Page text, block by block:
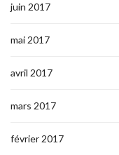
juin 2017
mai 2017
avril 2017
mars 2017
février 2017